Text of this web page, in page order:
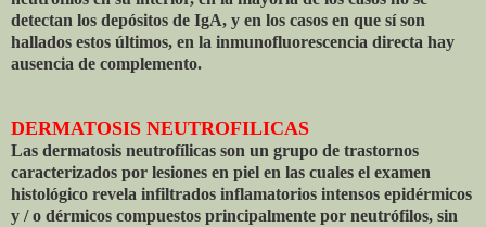
detectan los depósitos de IgA, y en los casos en que sí son
hallados estos últimos, en la inmunofluorescencia directa hay
ausencia de complemento.
DERMATOSIS NEUTROFILICAS
Las dermatosis neutrofílicas son un grupo de trastornos
caracterizados por lesiones en piel en las cuales el examen
histológico revela infiltrados inflamatorios intensos epidérmicos
y / o dérmicos compuestos principalmente por neutrófilos, sin